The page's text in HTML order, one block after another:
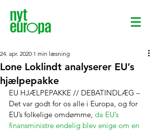
Lone Loklindt analyserer EU’s
hjælpepakke
24. apr. 2020 1 min læsning
EU HJÆLPEPAKKE // DEBATINDLÆG –
Det var godt for os alle i Europa, og for
EU’s folkelige omdømme, da EU’s
finansministre endelig blev enige om en